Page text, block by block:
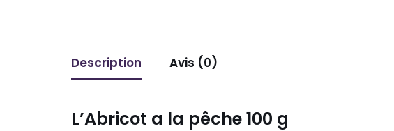
Description Avis (0)
L’Abricot a la pêche 100 g